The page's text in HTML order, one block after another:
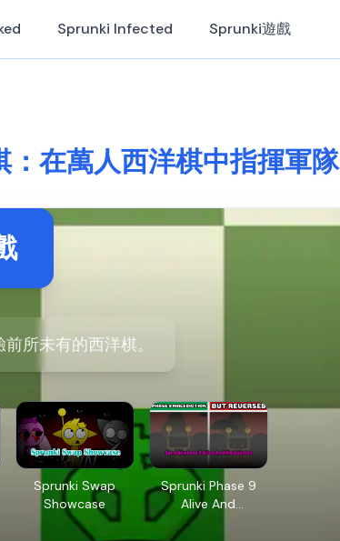
Sprunki Infected Sprunki遊戲
：在萬人西洋棋中指揮軍隊
所未有的西洋棋。
Sprunki Swap
Showcase
Sprunki Phase 9
Alive And
Malediction